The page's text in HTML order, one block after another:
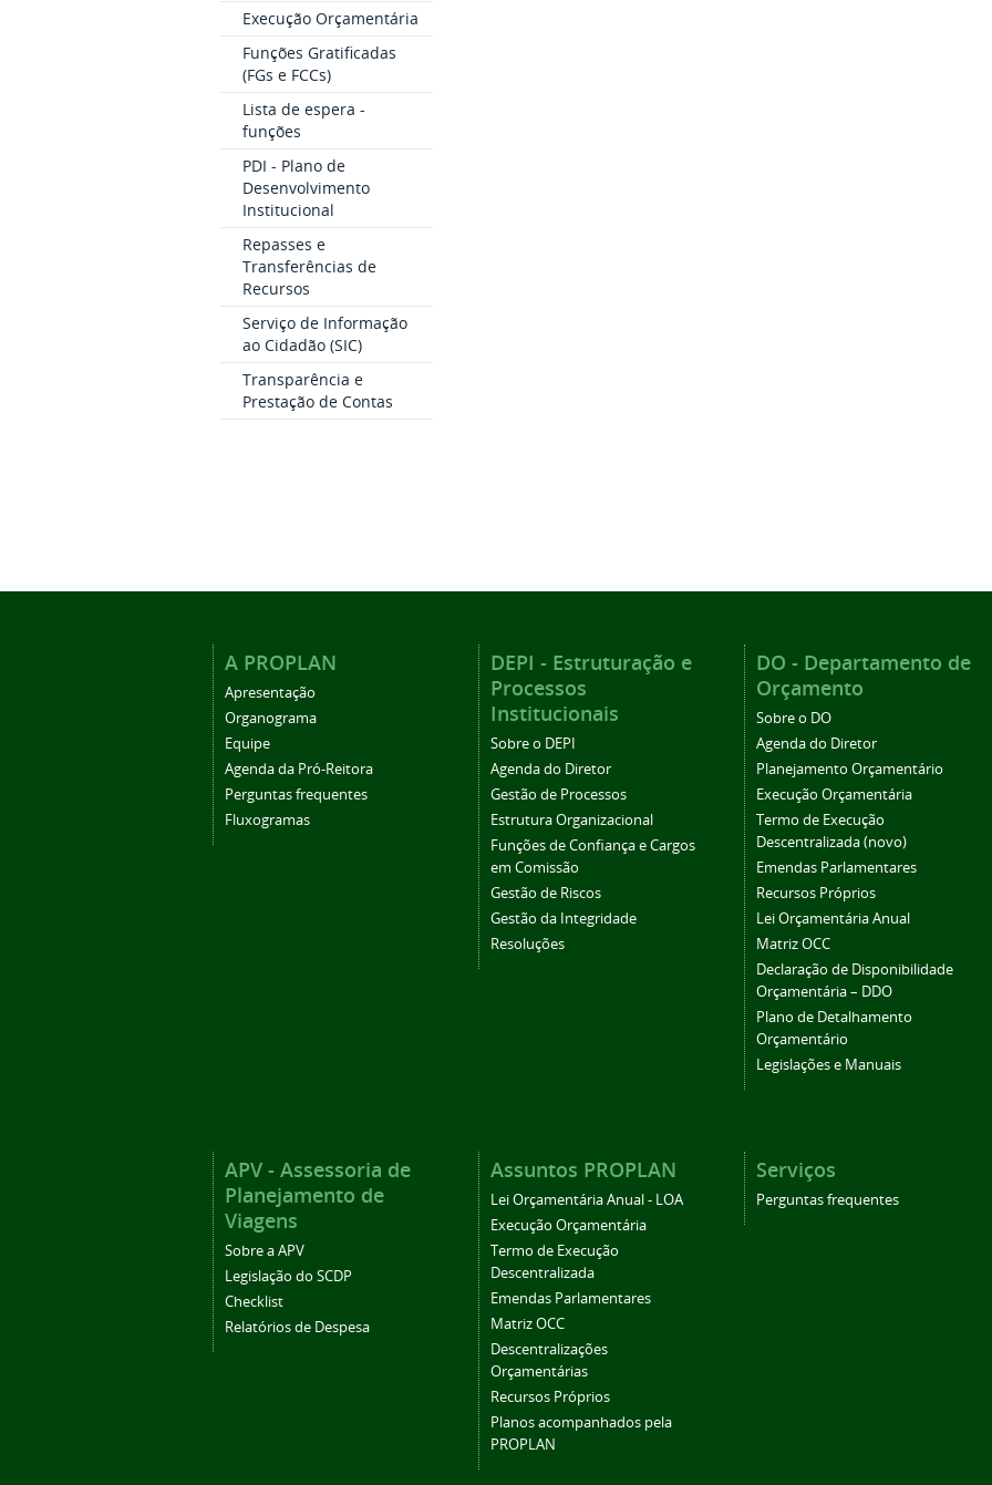
Execução Orçamentária
Funções Gratificadas
(FGs e FCCs)
Lista de espera -
funções
PDI - Plano de
Desenvolvimento
Institucional
Repasses e
Transferências de
Recursos
Serviço de Informação
ao Cidadão (SIC)
Transparência e
Prestação de Contas
A PROPLAN
Apresentação
Organograma
Equipe
Agenda da Pró-Reitora
Perguntas frequentes
Fluxogramas
DEPI - Estruturação e
Processos
Institucionais
Sobre o DEPI
Agenda do Diretor
Gestão de Processos
Estrutura Organizacional
Funções de Confiança e Cargos
em Comissão
Gestão de Riscos
Gestão da Integridade
Resoluções
DO - Departamento de
Orçamento
Sobre o DO
Agenda do Diretor
Planejamento Orçamentário
Execução Orçamentária
Termo de Execução
Descentralizada (novo)
Emendas Parlamentares
Recursos Próprios
Lei Orçamentária Anual
Matriz OCC
Declaração de Disponibilidade
Orçamentária – DDO
Plano de Detalhamento
Orçamentário
Legislações e Manuais
APV - Assessoria de
Planejamento de
Viagens
Sobre a APV
Legislação do SCDP
Checklist
Relatórios de Despesa
Assuntos PROPLAN
Lei Orçamentária Anual - LOA
Execução Orçamentária
Termo de Execução
Descentralizada
Emendas Parlamentares
Matriz OCC
Descentralizações
Orçamentárias
Recursos Próprios
Planos acompanhados pela
PROPLAN
Serviços
Perguntas frequentes